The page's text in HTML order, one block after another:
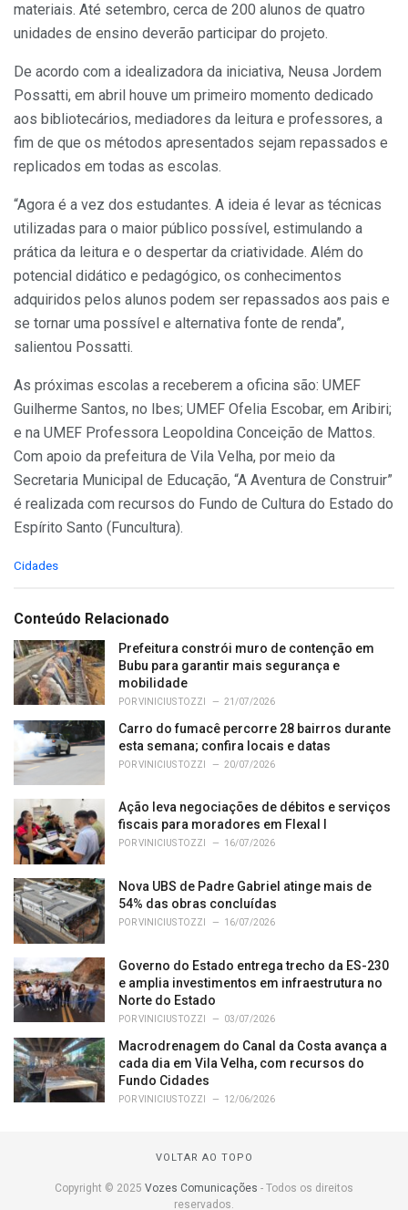
materiais. Até setembro, cerca de 200 alunos de quatro
unidades de ensino deverão participar do projeto.
De acordo com a idealizadora da iniciativa, Neusa Jordem
Possatti, em abril houve um primeiro momento dedicado
aos bibliotecários, mediadores da leitura e professores, a
fim de que os métodos apresentados sejam repassados e
replicados em todas as escolas.
“Agora é a vez dos estudantes. A ideia é levar as técnicas
utilizadas para o maior público possível, estimulando a
prática da leitura e o despertar da criatividade. Além do
potencial didático e pedagógico, os conhecimentos
adquiridos pelos alunos podem ser repassados aos pais e
se tornar uma possível e alternativa fonte de renda”,
salientou Possatti.
As próximas escolas a receberem a oficina são: UMEF
Guilherme Santos, no Ibes; UMEF Ofelia Escobar, em Aribiri;
e na UMEF Professora Leopoldina Conceição de Mattos.
Com apoio da prefeitura de Vila Velha, por meio da
Secretaria Municipal de Educação, “A Aventura de Construir”
é realizada com recursos do Fundo de Cultura do Estado do
Espírito Santo (Funcultura).
C
e
o
r
i
e
:
Cidades
Conteúdo Relacionado
Prefeitura constrói muro de contenção em
Bubu para garantir mais segurança e
mobilidade
PORVINICIUS TOZZI 21/07/2026
Carro do fumacê percorre 28 bairros durante
esta semana; confira locais e datas
PORVINICIUS TOZZI 20/07/2026
Ação leva negociações de débitos e serviços
fiscais para moradores em Flexal I
PORVINICIUS TOZZI 16/07/2026
Nova UBS de Padre Gabriel atinge mais de
54% das obras concluídas
PORVINICIUS TOZZI 16/07/2026
Governo do Estado entrega trecho da ES-230
e amplia investimentos em infraestrutura no
Norte do Estado
PORVINICIUS TOZZI 03/07/2026
Macrodrenagem do Canal da Costa avança a
cada dia em Vila Velha, com recursos do
Fundo Cidades
PORVINICIUS TOZZI 12/06/2026
VOLTAR AO TOPO
Copyright © 2025 Vozes Comunicações - Todos os direitos
reservados.